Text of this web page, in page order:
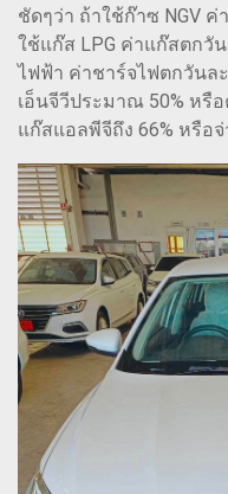
ชัดๆว่า ถ้าใช้ก๊าซ NGV
ใช้แก๊ส LPG ค่าแก๊สตกวั
ไฟฟ้า ค่าชาร์จไฟตกวันล
เอ็นจีวีประมาณ 50% หรื
แก๊สแอลพีจีถึง 66% หรือ